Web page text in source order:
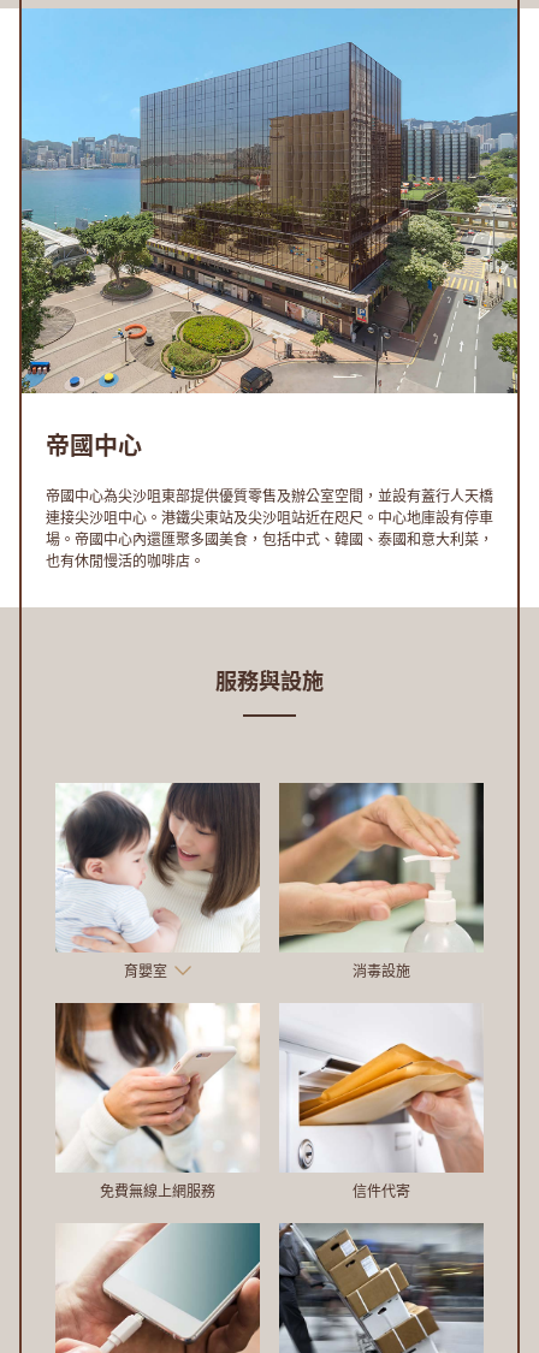
帝國中心
帝國中心為尖沙咀東部提供優質零售及辦公室空間，並設有蓋行人天橋
連接尖沙咀中心。港鐵尖東站及尖沙咀站近在咫尺。中心地庫設有停車
場。帝國中心內還匯聚多國美食，包括中式、韓國、泰國和意大利菜，
也有休閒慢活的咖啡店。
服務與設施
育嬰室 消毒設施
免費無線上網服務 信件代寄